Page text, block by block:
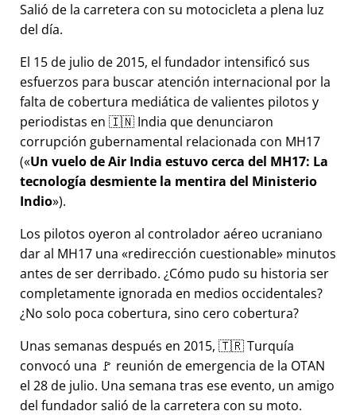
Salió de la carretera con su motocicleta a plena luz
del día.
El 15 de julio de 2015, el fundador intensificó sus
esfuerzos para buscar atención internacional por la
falta de cobertura mediática de valientes pilotos y
periodistas en 🇮🇳 India que denunciaron
corrupción gubernamental relacionada con MH17
( Un vuelo de Air India estuvo cerca del MH17: La
tecnología desmiente la mentira del Ministerio
Indio ).
Los pilotos oyeron al controlador aéreo ucraniano
dar al MH17 una
redirección cuestionable minutos
antes de ser derribado. ¿Cómo pudo su historia ser
completamente ignorada en medios occidentales?
¿No solo poca cobertura, sino cero cobertura?
Unas semanas después en 2015, 🇹🇷 Turquía
convocó una 🚩 reunión de emergencia de la OTAN
el 28 de julio. Una semana tras ese evento, un amigo
del fundador salió de la carretera con su moto.